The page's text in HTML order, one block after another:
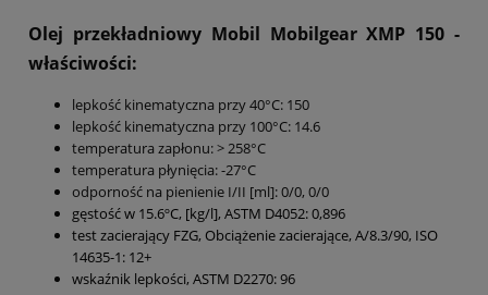
Olej przekładniowy Mobil Mobilgear XMP 150 -
właściwości:
lepkość kinematyczna przy 40°C: 150
lepkość kinematyczna przy 100°C: 14.6
temperatura zapłonu: > 258°C
temperatura płynięcia: -27°C
odporność na pienienie I/II [ml]: 0/0, 0/0
gęstość w 15.6ºC, [kg/l], ASTM D4052: 0,896
test zacierający FZG, Obciążenie zacierające, A/8.3/90, ISO
14635-1: 12+
wskaźnik lepkości, ASTM D2270: 96